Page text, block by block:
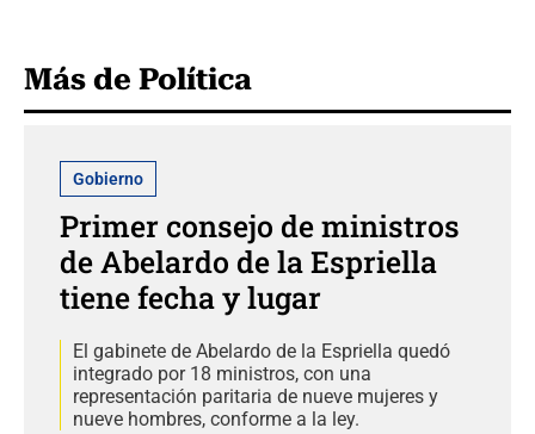
Más de Política
Gobierno
Primer consejo de ministros
de Abelardo de la Espriella
tiene fecha y lugar
El gabinete de Abelardo de la Espriella quedó
integrado por 18 ministros, con una
representación paritaria de nueve mujeres y
nueve hombres, conforme a la ley.